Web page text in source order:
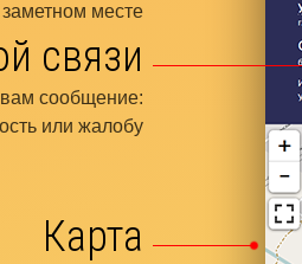
месте
связи
сообщение:
или жалобу
Карта